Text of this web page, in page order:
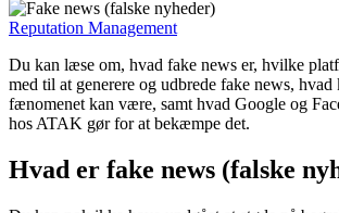
Reputation Management
Du kan læse om, hvad fake news er, hvilke
med til at generere og udbrede fake news, hvad
fænomenet kan være, samt hvad Google og
hos ATAK gør for at bekæmpe det.
Hvad er fake news (falske